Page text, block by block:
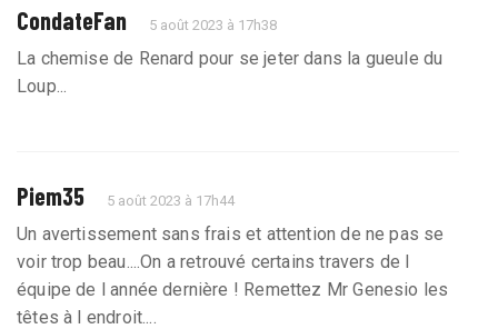
CondateFan 5 août 2023 à 17h38
La chemise de Renard pour se jeter dans la gueule du
Loup...
Piem35 5 août 2023 à 17h44
Un avertissement sans frais et attention de ne pas se
voir trop beau....On a retrouvé certains travers de l
équipe de l année dernière ! Remettez Mr Genesio les
têtes à l endroit....